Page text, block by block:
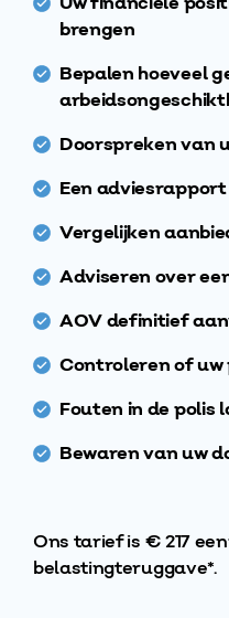
brengen
Bepalen hoeveel
Doorspreken van
Een
Vergelijken
Adviseren over
AOV definitief
Controleren of uw
Fouten in de polis
Bewaren van uw
Ons tarief is € 217
belastingteruggave*.